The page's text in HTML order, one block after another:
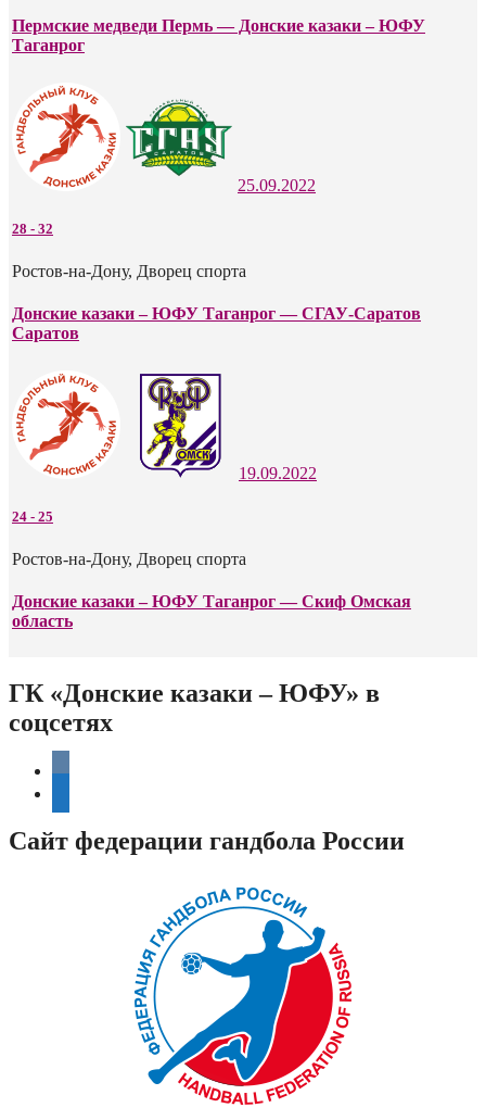
Пермские медведи Пермь — Донские казаки – ЮФУ
Таганрог
25.09.2022
28 - 32
Ростов-на-Дону, Дворец спорта
Донские казаки – ЮФУ Таганрог — СГАУ-Саратов
Саратов
19.09.2022
24 - 25
Ростов-на-Дону, Дворец спорта
Донские казаки – ЮФУ Таганрог — Скиф Омская
область
ГК «Донские казаки – ЮФУ» в
соцсетях
Сайт федерации гандбола России